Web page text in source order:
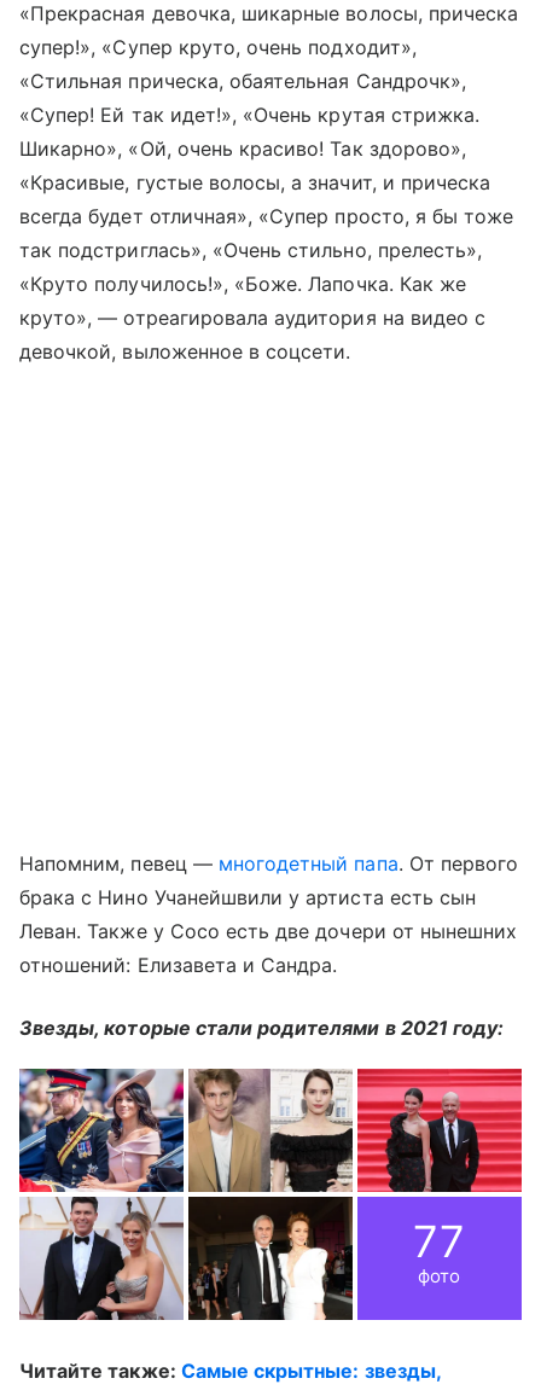
«Прекрасная девочка, шикарные волосы, прическа
супер!», «Супер круто, очень подходит»,
«Стильная прическа, обаятельная Сандрочк»,
«Супер! Ей так идет!», «Очень крутая стрижка.
Шикарно», «Ой, очень красиво! Так здорово»,
«Красивые, густые волосы, а значит, и прическа
всегда будет отличная», «Супер просто, я бы тоже
так подстриглась», «Очень стильно, прелесть»,
«Круто получилось!», «Боже. Лапочка. Как же
круто», — отреагировала аудитория на видео с
девочкой, выложенное в соцсети.
Напомним, певец — многодетный папа. От первого
брака с Нино Учанейшвили у артиста есть сын
Леван. Также у Сосо есть две дочери от нынешних
отношений: Елизавета и Сандра.
Звезды, которые стали родителями в 2021 году:
77
фото
Читайте также: Самые скрытные: звезды,